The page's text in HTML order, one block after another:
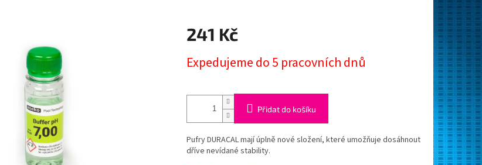
241 Kč
cena:
Expedujeme do 5 pracovních dnů
Přidat do košíku
Pufry DURACAL mají úplně nové složení, které umožňuje dosáhnout
dříve nevídané stability.